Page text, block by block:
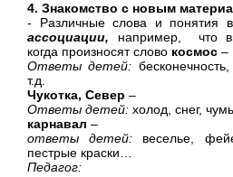
4. Знакомство с новым
- Различные слова и понятия
ассоциации, например, что
когда произносят слово космос –
Ответы детей:
т.д.
Чукотка, Север –
Ответы детей: холод, снег,
карнавал –
ответы детей: веселье,
пестрые краски…
Педагог: